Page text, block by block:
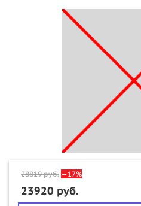
28819руб. —17%
23920 руб.